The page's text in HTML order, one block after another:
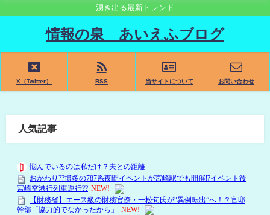
湧き出る最新トレンド
情報の泉 あいえふブログ
X（Twitter） RSS 当サイトについて お問い合わせ
人気記事